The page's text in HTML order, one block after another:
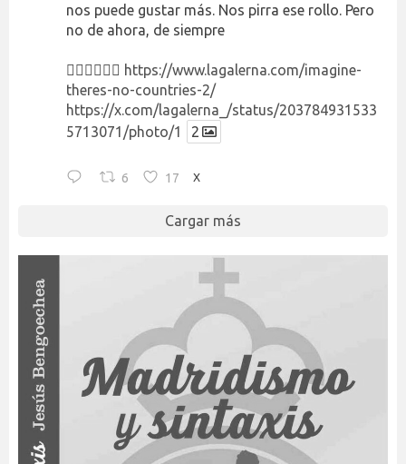
nos puede gustar más. Nos pirra ese rollo. Pero
no de ahora, de siempre
👉🏻👉🏻👉🏻 https://www.lagalerna.com/imagine-
theres-no-countries-2/
https://x.com/lagalerna_/status/203784931533
5713071/photo/1
2
6 17 X
Cargar más